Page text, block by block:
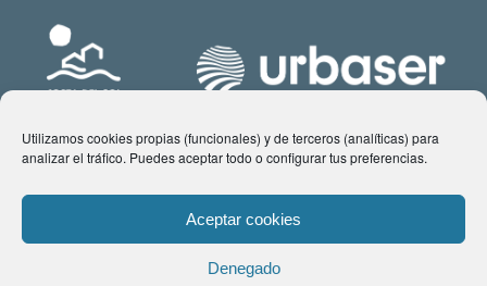
Utilizamos cookies propias (funcionales) y de terceros (analíticas) para
analizar el tráfico. Puedes aceptar todo o configurar tus preferencias.
Aceptar cookies
Denegado